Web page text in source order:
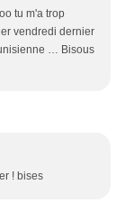
tu m'a trop
vendredi dernier
… Bisous
! bises